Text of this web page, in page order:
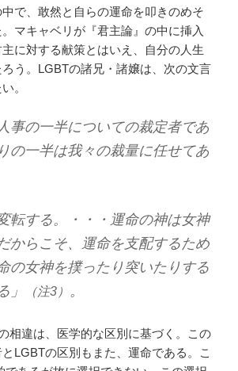
で、敢然と自らの運命を叩きのめそ
マキャベリが『君主論』の中に挿入
に対する献策とはいえ、自分の人生
う。LGBTの諸兄・諸嬢は、次の文言
。
事の一半についての裁定者であ
の一半は我々の裁量に任せてあ
転する。・・・運命の神は女神
からこそ、運命を支配するため
の女神を撲ったり突いたりする
」
（注3） 。
相違は、医学的な区別に基づく。この
LGBTの区別もまた、運命である。こ